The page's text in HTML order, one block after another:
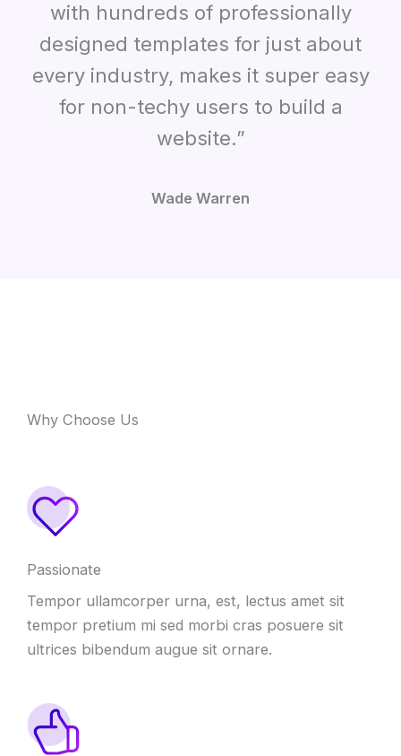
with hundreds of professionally
designed templates for just about
every industry, makes it super easy
for non-techy users to build a
website.”
Wade Warren
Why Choose Us
Passionate
Tempor ullamcorper urna, est, lectus amet sit
tempor pretium mi sed morbi cras posuere sit
ultrices bibendum augue sit ornare.